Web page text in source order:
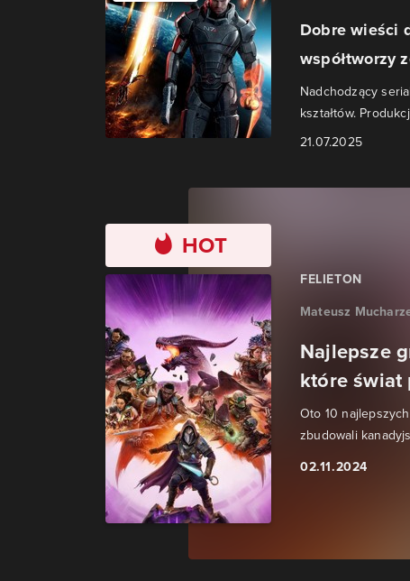
Dobre wieści
współtworzy
Nadchodzący
kształtów.
21.07.2025
HOT
FELIETON
Mateusz
Najlepsze
które świat
Oto 10
zbudowali
02.11.2024